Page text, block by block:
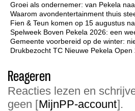
Groei als ondernemer: van Pekela
Waarom avondentertainment thuis
Fien & Teun komen op 15 augustus
Spelweek Boven Pekela 2026: een
Gemeente voorbereid op de winter:
Drukbezocht TC Nieuwe Pekela
Reageren
Reacties lezen en
geen [MijnPP-account].